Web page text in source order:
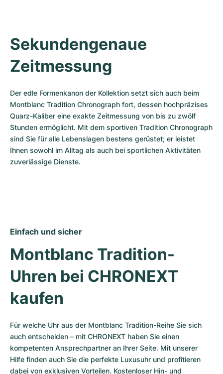
Sekundengenaue
Zeitmessung
Der edle Formenkanon der Kollektion setzt sich auch beim
Montblanc Tradition Chronograph fort, dessen hochpräzises
Quarz-Kaliber eine exakte Zeitmessung von bis zu zwölf
Stunden ermöglicht. Mit dem sportiven Tradition Chronograph
sind Sie für alle Lebenslagen bestens gerüstet; er leistet
Ihnen sowohl im Alltag als auch bei sportlichen Aktivitäten
zuverlässige Dienste.
Einfach und sicher
Montblanc Tradition-
Uhren bei CHRONEXT
kaufen
Für welche Uhr aus der Montblanc Tradition-Reihe Sie sich
auch entscheiden – mit CHRONEXT haben Sie einen
kompetenten Ansprechpartner an Ihrer Seite. Mit unserer
Hilfe finden auch Sie die perfekte Luxusuhr und profitieren
dabei von exklusiven Vorteilen. Kostenloser Hin- und